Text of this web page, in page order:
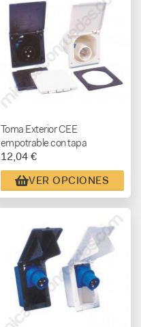
Toma Exterior CEE
empotrable con tapa
12,04 €
VER OPCIONES